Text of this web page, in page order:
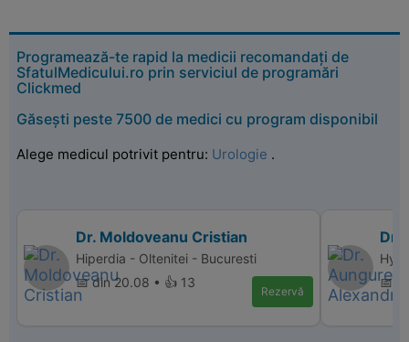
Programează-te rapid la medicii recomandați de
SfatulMedicului.ro prin serviciul de programări
Clickmed
Găsești peste 7500 de medici cu program disponibil
Alege medicul potrivit pentru: Urologie .
Dr. Moldoveanu Cristian
Hiperdia - Oltenitei - Bucuresti
📅 din 20.08 • 👍 13
Rezervă
Dr.
📅